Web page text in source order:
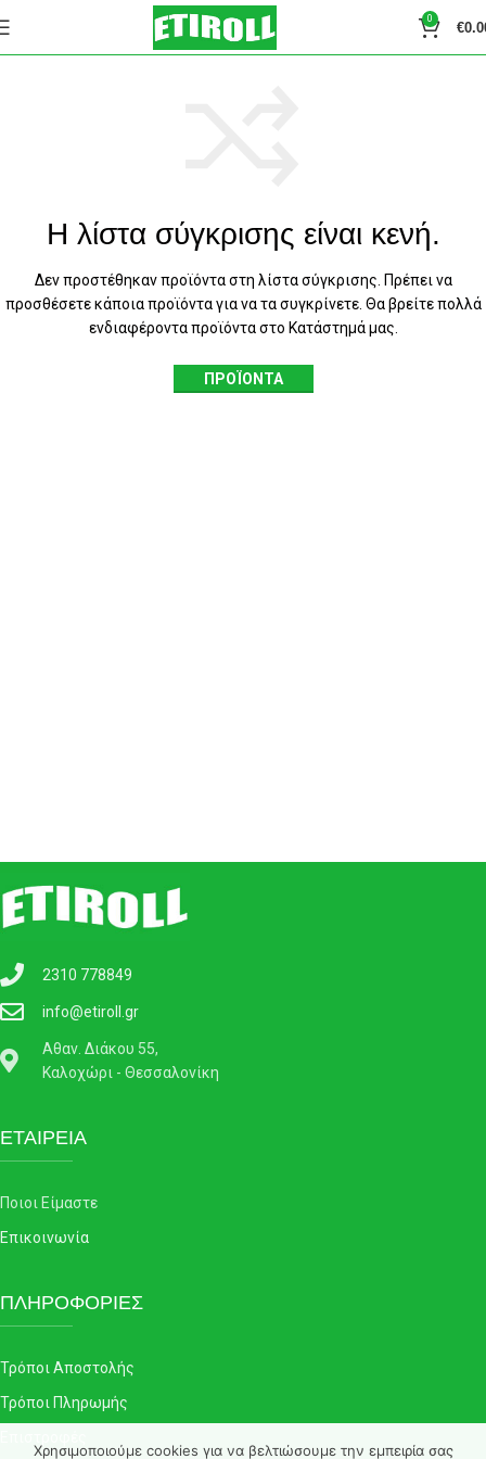
0
€
Η λίστα σύγκρισης είναι κενή.
Δεν προστέθηκαν προϊόντα στη λίστα σύγκρισης. Πρέπει να
προσθέσετε κάποια προϊόντα για να τα συγκρίνετε. Θα βρείτε πολλά
ενδιαφέροντα προϊόντα στο Κατάστημά μας.
ΠΡΟΪΟΝΤΑ
2310 778849
info@etiroll.gr
Αθαν. Διάκου 55,
Καλοχώρι - Θεσσαλονίκη
ΕΤΑΙΡΕΙΑ
Ποιοι Είμαστε
Επικοινωνία
ΠΛΗΡΟΦΟΡΙΕΣ
Τρόποι Αποστολής
Τρόποι Πληρωμής
Χρησιμοποιούμε cookies για να βελτιώσουμε την εμπειρία σας